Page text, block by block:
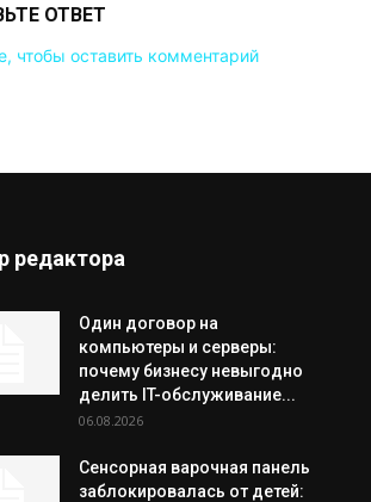
ОТВЕТ
чтобы оставить комментарий
редактора
Один договор на
компьютеры и серверы:
почему бизнесу невыгодно
делить IT-обслуживание...
06.08.2026
Сенсорная варочная панель
заблокировалась от детей: